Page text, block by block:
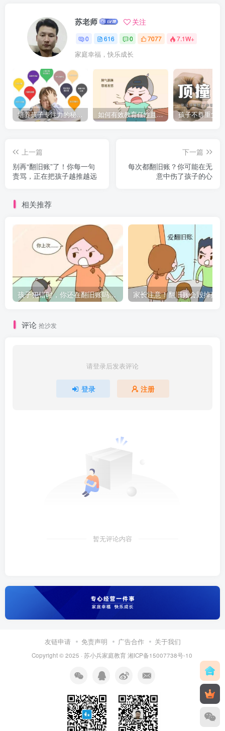
苏老师 关注
0 616 0 7077 7.1W+
家庭幸福，快乐成长
培养孩子专注力的秘密：让他们在学习和生活中如鱼得水的技巧 如何有效教育任性且脾气暴躁的孩子，父母必看的实用指南
上一篇
别再“翻旧账”了！你每一句
责骂，正在把孩子越推越远
下一篇
每次都翻旧账？你可能在无
意中伤了孩子的心
相关推荐
孩子犯错时，你还在翻旧账吗？学会科学教育的秘笈！
评论 抢沙发
请登录后发表评论
登录 注册
暂无评论内容
友链申请 免责声明 广告合作 关于我们
Copyright © 2025 · 苏小兵家庭教育 湘ICP备15007738号-10